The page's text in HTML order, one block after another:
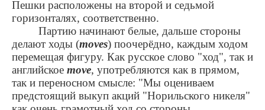
Пешки расположены на второй и седьмой
горизонталях, соответственно.
Партию начинают белые, дальше стороны
делают ходы (moves) поочерёдно, каждым ходом
перемещая фигуру. Как русское слово "ход", так и
английское move, употребляются как в прямом,
так и переносном смысле: "Мы оцениваем
предстоящий выкуп акций "Норильского никеля"